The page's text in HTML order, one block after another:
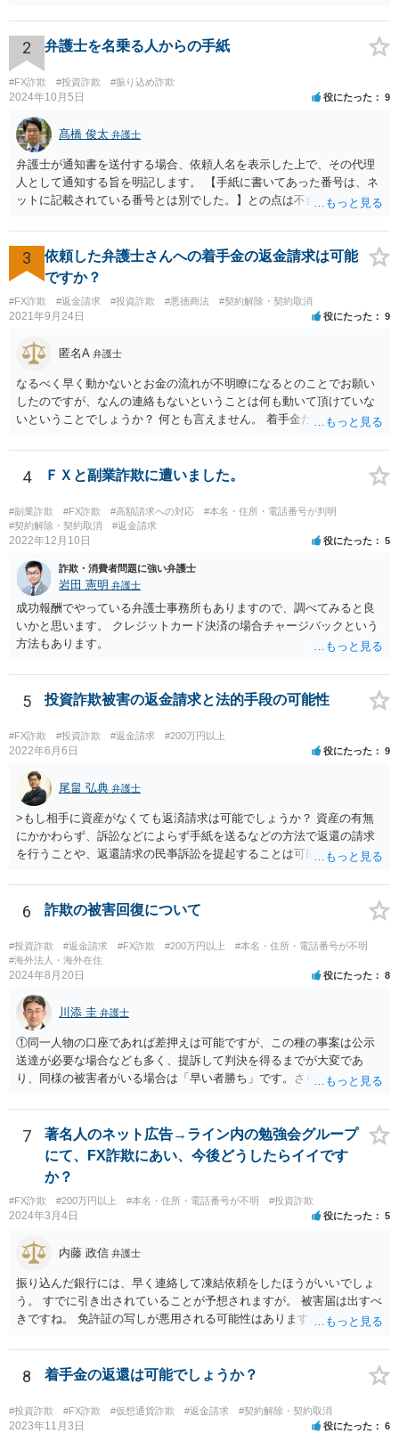
相談を行なっている事務所に複数相談をされた上で判断されると良い
かと思われます。
2 弁護士を名乗る人からの手紙
#FX詐欺 #投資詐欺 #振り込め詐欺
2024年10月5日 役にたった 9
髙橋 俊太 弁護士
弁護士が通知書を送付する場合、依頼人名を表示した上で、その代理
人として通知する旨を明記します。 【手紙に書いてあった番号は、ネ
ットに記載されている番号とは別でした。】との点は不自然ではある
護士検索でその弁護士を検索し、そこに記載されている電話番号に連
絡をして、通知書の内容等について確認をしてみるとよいでしょう。
3
依頼した弁護士さんへの着手金の返金請求は可能
ですか？
#FX詐欺 #返金請求 #投資詐欺 #悪徳商法 #契約解除・契約取消
2021年9月24日 役にたった 9
匿名A 弁護士
なるべく早く動かないとお金の流れが不明瞭になるとのことでお願い
したのですが、なんの連絡もないということは何も動いて頂けていな
いということでしょうか？ 何とも言えません。 着手金だけ受け取って
などを確認しましょう。 着手金の返金は請求できますか？ 交渉してみ
て、事情によっては弁護士会に相談しましょう。
4 ＦＸと副業詐欺に遭いました。
#副業詐欺 #FX詐欺 #高額請求への対応
#本名・住所・電話番号が判明
#契約解除・契約取消
#返金請求
2022年12月10日 役にたった 5
詐欺・消費者問題に強い弁護士
岩田 憲明 弁護士
成功報酬でやっている弁護士事務所もありますので、調べてみると良
いかと思います。 クレジットカード決済の場合チャージバックという
方法もあります。
5 投資詐欺被害の返金請求と法的手段の可能性
#FX詐欺 #投資詐欺 #返金請求 #200万円以上
2022年6月6日 役にたった 9
尾畠 弘典 弁護士
>もし相手に資産がなくても返済請求は可能でしょうか？ 資産の有無
にかかわらず、訴訟などによらず手紙を送るなどの方法で返還の請求
を行うことや、返還請求の民亊訴訟を提起することは可能です。 た
合も勝訴できるかどうか、勝訴できるとして相手が判決に従って任意
に返金するかどうかは、不確実です。 相手方が、最初からだますつも
りで多数の被害者からお金を集めていたのであれば、集められた財産
は散逸しているか費消されているか隠匿されている可能性が高いで
す。 そうなると、たとえ民事訴訟で勝訴判決を得たとしても、最終的
には相手方から満足のいく回収をすることができないという結果に終
わってしまうかもしれません。 民事訴訟で勝訴したからといって、国
が相手方の代わりにあなたに対してお金を支払ってくれるわけでもな
ければ、国が自動的・強制的に相手方の資産を見つけ出して、召し上
げてあなたに渡してくれるわけでもありません。 ＞また私１人で弁護
士さんに依頼し返金してもらえることになった場合は他の被害者と分
配になるのでしょうか？ 当然にはそうはなりません。 あなた１人が弁
と分配する義務はありません。
6 詐欺の被害回復について
#投資詐欺 #返金請求 #FX詐欺 #200万円以上
#本名・住所・電話番号が不明
#海外法人・海外在住
2024年8月20日 役にたった 8
川添 圭 弁護士
①同一人物の口座であれば差押えは可能ですが、この種の事案は公示
送達が必要な場合なども多く、提訴して判決を得るまでが大変であ
り、同様の被害者がいる場合は「早い者勝ち」です。さらに詳しい事
れます。 ②わかりません。その法人が特定できるかどうかが問題で
す。調査が必要ですので、弁護士へ相談した方がよいと思います。
7
著名人のネット広告→ライン内の勉強会グループ
にて、FX詐欺にあい、今後どうしたらイイです
か？
#FX詐欺 #200万円以上 #本名・住所・電話番号が不明 #投資詐欺
2024年3月4日 役にたった 5
内藤 政信 弁護士
振り込んだ銀行には、早く連絡して凍結依頼をしたほうがいいでしょ
う。 すでに引き出されていることが予想されますが。 被害届は出すべ
きですね。 免許証の写しが悪用される可能性はありますが、悪用され
ほかの被害者の動向も引き続きチェックしておくといいでしょう。
8 着手金の返還は可能でしょうか？
#投資詐欺 #FX詐欺 #仮想通貨詐欺 #返金請求 #契約解除・契約取消
2023年11月3日 役にたった 6